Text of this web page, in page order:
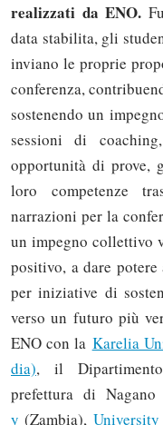
realizzati da ENO.
data stabilita, gli
inviano le proprie
conferenza,
sostenendo un
sessioni di
opportunità di prove,
loro competenze
narrazioni per la
un impegno collettivo
positivo, a dare
per iniziative di
verso un futuro più
ENO con la Karelia
dia), il
prefettura di Nagano
y (Zambia), University